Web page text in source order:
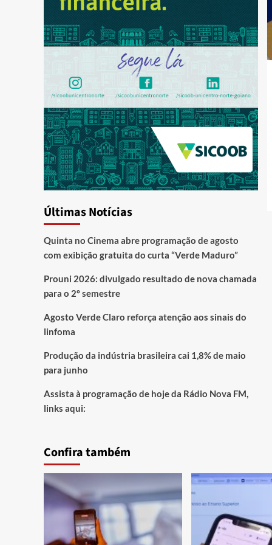
Últimas Notícias
Quinta no Cinema abre programação de agosto
com exibição gratuita do curta “Verde Maduro”
Prouni 2026: divulgado resultado de nova chamada
para o 2º semestre
Agosto Verde Claro reforça atenção aos sinais do
linfoma
Produção da indústria brasileira cai 1,8% de maio
para junho
Assista à programação de hoje da Rádio Nova FM,
links aqui:
Confira também